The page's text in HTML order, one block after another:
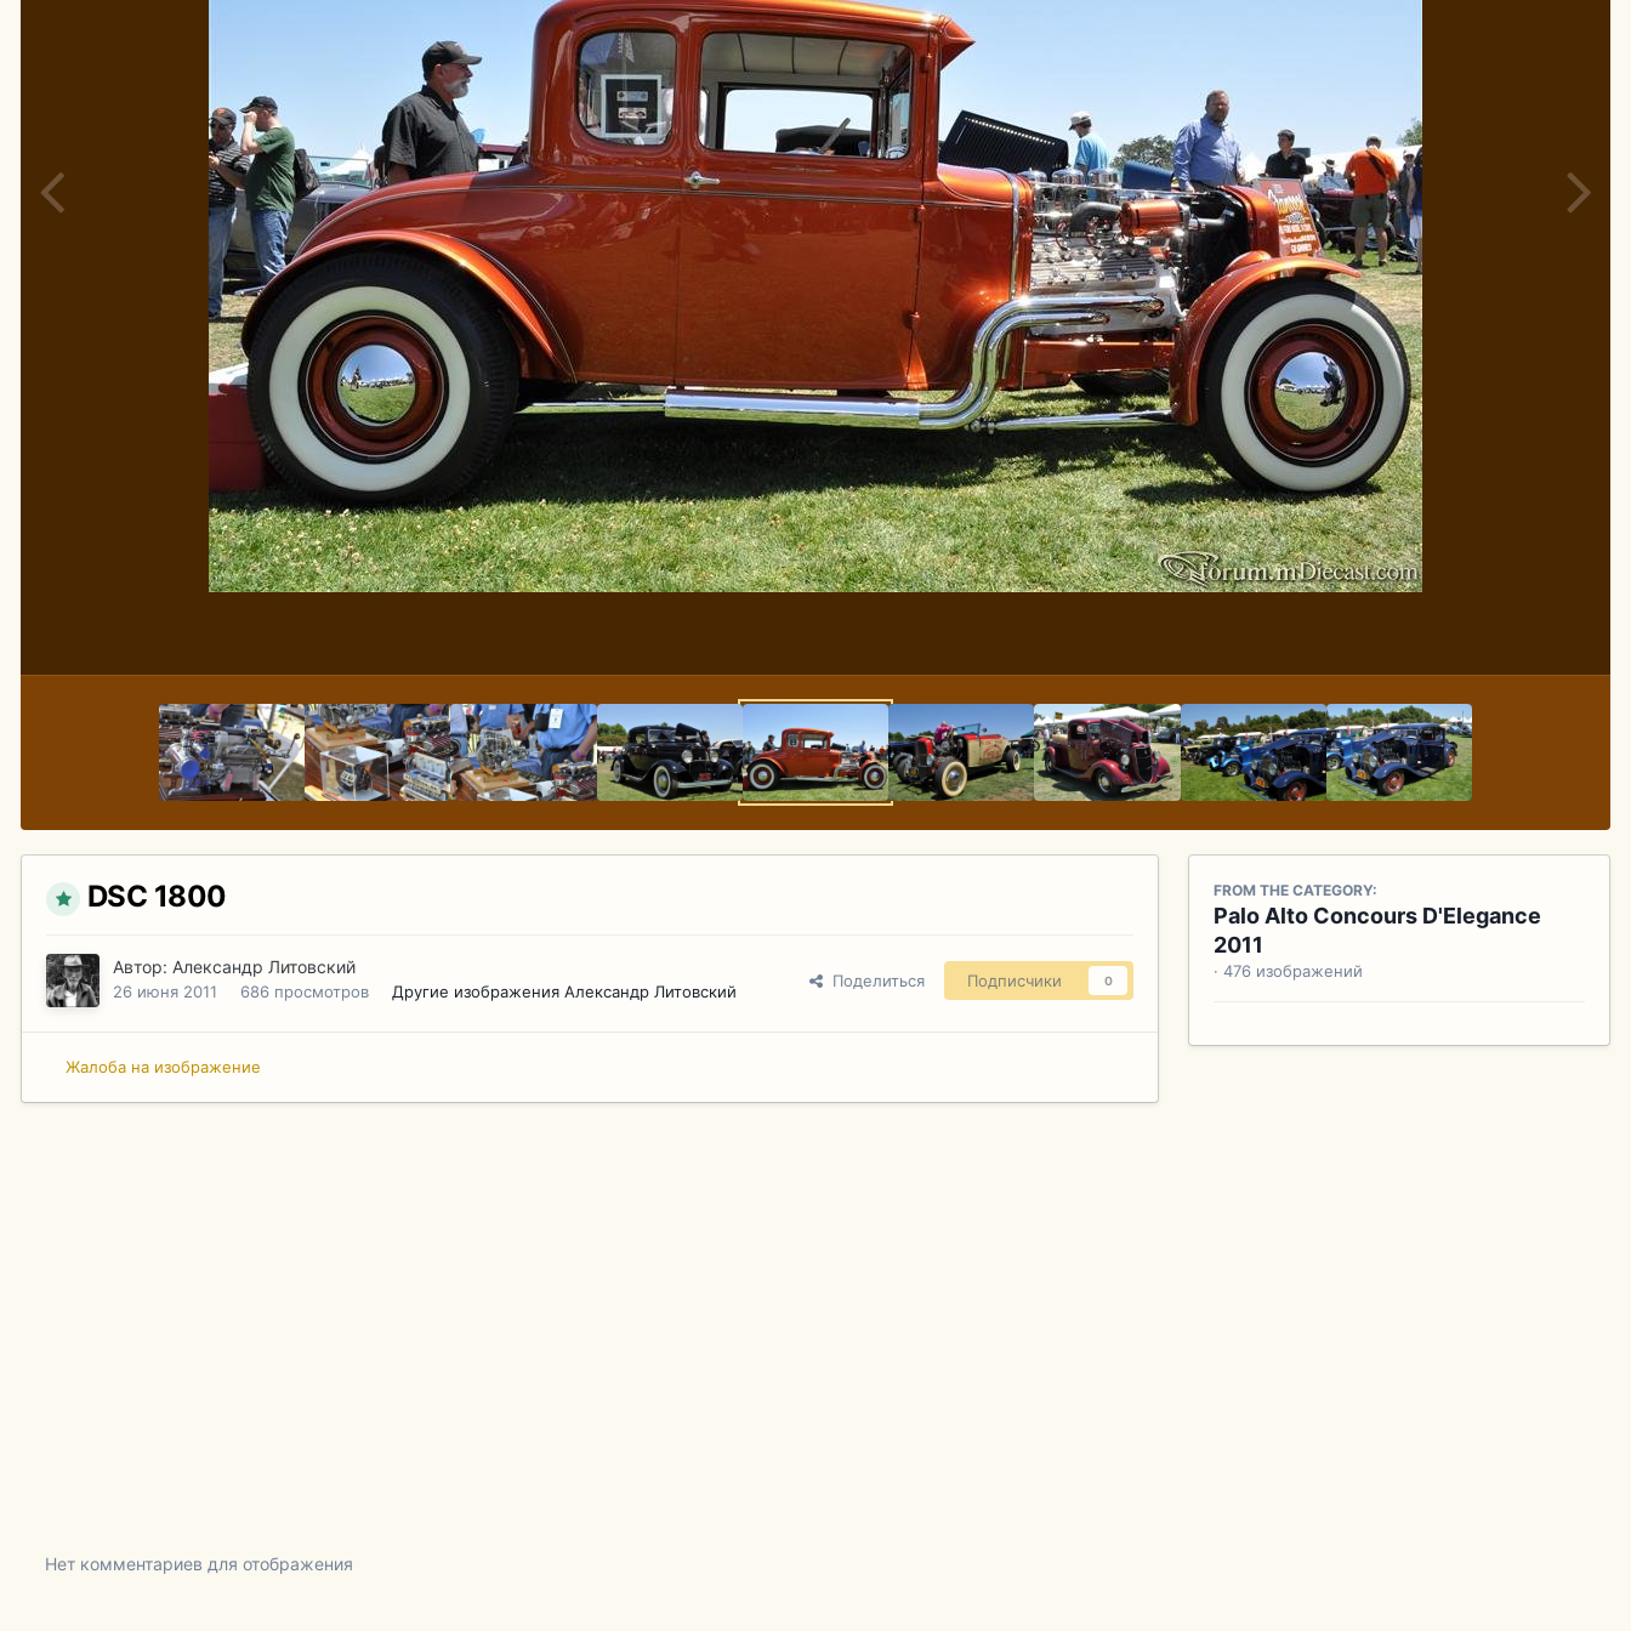
DSC 1800
Автор: Александр Литовский
26 июня 2011 686 просмотров Другие изображения Александр Литовский
Поделиться Подписчики 0
Жалоба на изображение
FROM THE CATEGORY:
Palo Alto Concours D'Elegance
2011
· 476 изображений
Нет комментариев для отображения